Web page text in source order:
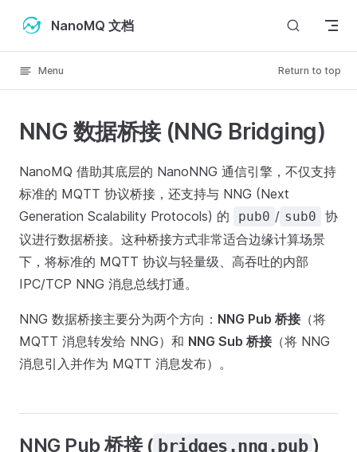
Skip to content
NanoMQ 文档
Menu Return to top
NNG 数据桥接 (NNG Bridging)
NanoMQ 借助其底层的 NanoNNG 通信引擎，不仅支持
标准的 MQTT 协议桥接，还支持与 NNG (Next
Generation Scalability Protocols) 的
pub0 / sub0
协
议进行数据桥接。这种桥接方式非常适合边缘计算场景
下，将标准的 MQTT 协议与轻量级、高吞吐的内部
IPC/TCP NNG 消息总线打通。
NNG 数据桥接主要分为两个方向： NNG Pub 桥接（将
MQTT 消息转发给 NNG）和 NNG Sub 桥接（将 NNG
消息引入并作为 MQTT 消息发布）。
NNG Pub 桥接 ( bridges.nng.pub )